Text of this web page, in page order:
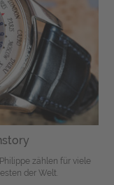
zählen für viele
der Welt.